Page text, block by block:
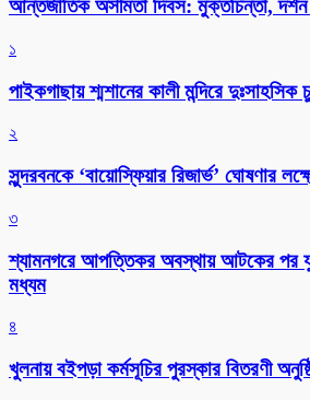
আন্তর্জাতিক অসীমতা দিবস: মুক্তচিন্তা, দর্শন
১
পাইকগাছায় শ্মশানের কালী মন্দিরে দুঃসাহসিক
২
সুন্দরবনকে ‘বায়োস্ফিয়ার রিজার্ভ’ ঘোষণার
৩
শ্যামনগরে আপত্তিকর অবস্থায় আটকের পর
মধ্যম
৪
খুলনায় বইপড়া কর্মসূচির পুরস্কার বিতরণী